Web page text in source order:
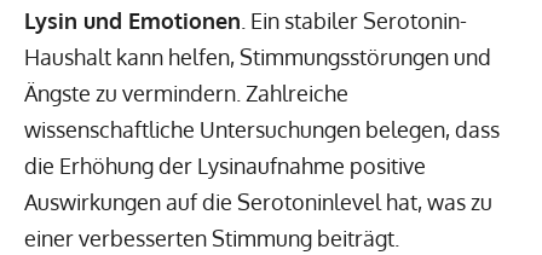
Lysin und Emotionen . Ein stabiler Serotonin-
Haushalt kann helfen, Stimmungsstörungen und
Ängste zu vermindern. Zahlreiche
wissenschaftliche Untersuchungen belegen, dass
die Erhöhung der Lysinaufnahme positive
Auswirkungen auf die Serotoninlevel hat, was zu
einer verbesserten Stimmung beiträgt.